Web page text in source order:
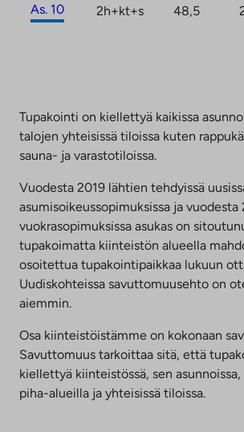
As. 10 2h+kt+s 48,5
Tupakointi on kiellettyä kaikissa
talojen yhteisissä tiloissa kuten
sauna- ja varastotiloissa.
Vuodesta 2019 lähtien tehdyissä
asumisoikeussopimuksissa ja
vuokrasopimuksissa asukas on
tupakoimatta kiinteistön alueella
osoitettua tupakointipaikkaa lukuun
Uudiskohteissa savuttomuusehto on
aiemmin.
Osa kiinteistöistämme on kokonaan
Savuttomuus tarkoittaa sitä, että
kiellettyä kiinteistössä, sen
piha-alueilla ja yhteisissä tiloissa.